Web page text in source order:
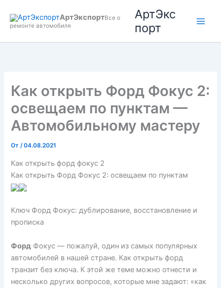
содержимому
АртЭкспортВсе о
ремонте автомобиля
АртЭкс
порт
Как открыть Форд Фокус 2:
освещаем по пунктам —
Автомобильному мастеру
От/04.08.2021
Как открыть форд фокус 2
Как открыть Форд Фокус 2: освещаем по пунктам
Ключ Форд Фокус: дублирование, восстановление и
прописка
Форд Фокус — пожалуй, один из самых популярных
автомобилей в нашей стране. Как открыть форд
транзит без ключа. К этой же теме можно отнести и
несколько других вопросов, которые мне задают: «как